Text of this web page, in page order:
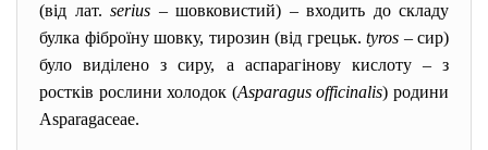
(від лат. serius – шовковистий) – входить до складу
булка фіброїну шовку, тирозин (від грецьк. tyros – сир)
було виділено з сиру, а аспарагінову кислоту – з
ростків рослини холодок (Asparagus officinalis) родини
Asparagaceae.